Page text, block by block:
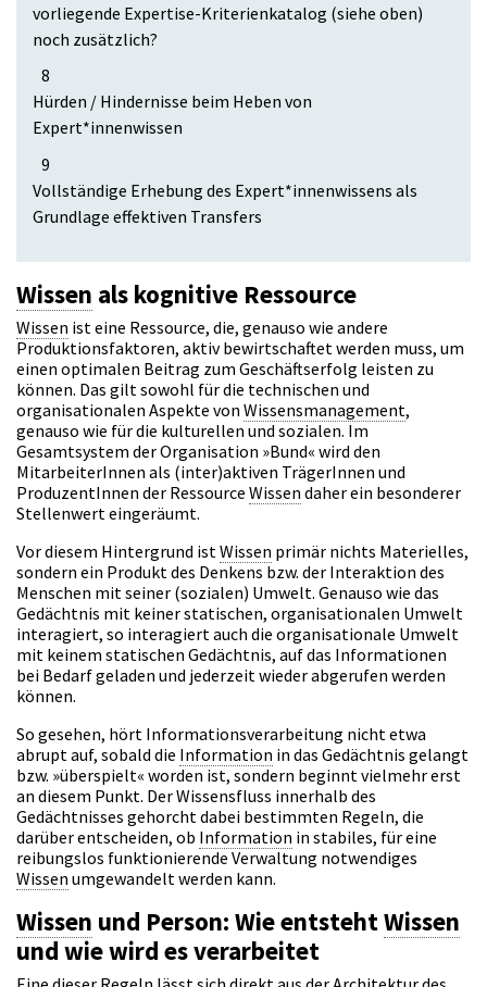
vorliegende Expertise-Kriterienkatalog (siehe oben)
noch zusätzlich?
8
Hürden / Hindernisse beim Heben von
Expert*innenwissen
9
Vollständige Erhebung des Expert*innenwissens als
Grundlage effektiven Transfers
Wissen als kognitive Ressource
Wissen ist eine Ressource, die, genauso wie andere
Produktionsfaktoren, aktiv bewirtschaftet werden muss, um
einen optimalen Beitrag zum Geschäftserfolg leisten zu
können. Das gilt sowohl für die technischen und
organisationalen Aspekte von Wissensmanagement,
genauso wie für die kulturellen und sozialen. Im
Gesamtsystem der Organisation »Bund« wird den
MitarbeiterInnen als (inter)aktiven TrägerInnen und
ProduzentInnen der Ressource Wissen daher ein besonderer
Stellenwert eingeräumt.
Vor diesem Hintergrund ist Wissen primär nichts Materielles,
sondern ein Produkt des Denkens bzw. der Interaktion des
Menschen mit seiner (sozialen) Umwelt. Genauso wie das
Gedächtnis mit keiner statischen, organisationalen Umwelt
interagiert, so interagiert auch die organisationale Umwelt
mit keinem statischen Gedächtnis, auf das Informationen
bei Bedarf geladen und jederzeit wieder abgerufen werden
können.
So gesehen, hört Informationsverarbeitung nicht etwa
abrupt auf, sobald die Information in das Gedächtnis gelangt
bzw. »überspielt« worden ist, sondern beginnt vielmehr erst
an diesem Punkt. Der Wissensfluss innerhalb des
Gedächtnisses gehorcht dabei bestimmten Regeln, die
darüber entscheiden, ob Information in stabiles, für eine
reibungslos funktionierende Verwaltung notwendiges
Wissen umgewandelt werden kann.
Wissen und Person: Wie entstehtWissen
und wie wird es verarbeitet